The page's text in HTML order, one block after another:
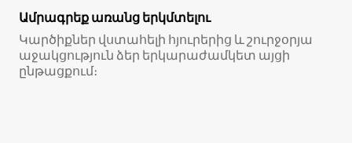
Ամրագրեք առանց երկմտելու
Կարծիքներ վստահելի հյուրերից և շուրջօրյա
աջակցություն ձեր երկարաժամկետ այցի
ընթացքում։